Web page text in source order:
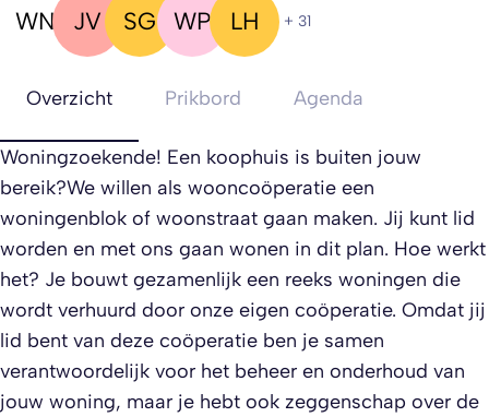
WN JV SG WP LH + 31
Overzicht Prikbord Agenda
Woningzoekende! Een koophuis is buiten jouw
bereik?We willen als wooncoöperatie een
woningenblok of woonstraat gaan maken. Jij kunt lid
worden en met ons gaan wonen in dit plan. Hoe werkt
het? Je bouwt gezamenlijk een reeks woningen die
wordt verhuurd door onze eigen coöperatie. Omdat jij
lid bent van deze coöperatie ben je samen
verantwoordelijk voor het beheer en onderhoud van
jouw woning, maar je hebt ook zeggenschap over de